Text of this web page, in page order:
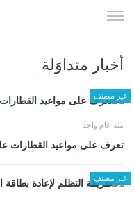
الى
أخبار متداوَلة
غير مصنف
منذ عام واحد
تعرف على مواعيد القطارات
غير مصنف